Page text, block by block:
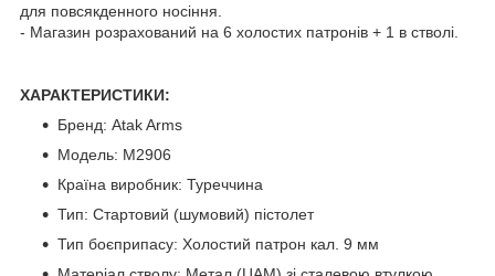
для повсякденного носіння.
- Магазин розрахований на 6 холостих патронів + 1 в стволі.
ХАРАКТЕРИСТИКИ:
Бренд: Atak Arms
Модель: M2906
Країна виробник: Туреччина
Тип: Стартовий (шумовий) пістолет
Тип боєприпасу: Холостий патрон кал. 9 мм